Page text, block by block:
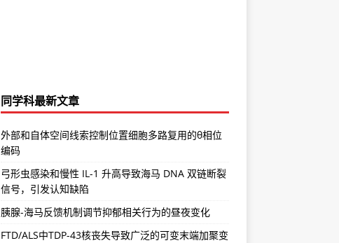
同学科最新文章
外部和自体空间线索控制位置细胞多路复用的θ相位
编码
弓形虫感染和慢性 IL-1 升高导致海马 DNA 双链断裂
信号，引发认知缺陷
胰腺-海马反馈机制调节抑郁相关行为的昼夜变化
FTD/ALS中TDP-43核丧失导致广泛的可变末端加聚变